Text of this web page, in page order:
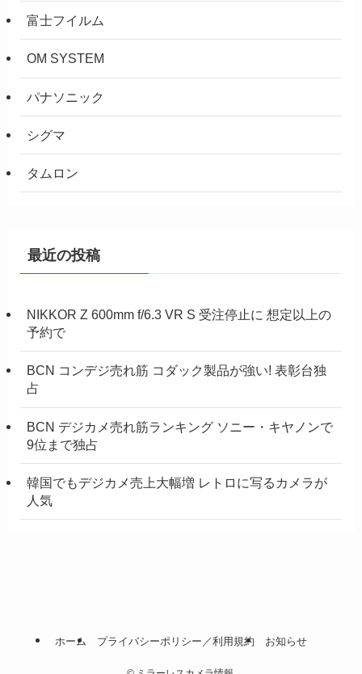
富士フイルム
OM SYSTEM
パナソニック
シグマ
タムロン
最近の投稿
NIKKOR Z 600mm f/6.3 VR S 受注停止に 想定以上の
予約で
BCN コンデジ売れ筋 コダック製品が強い! 表彰台独
占
BCN デジカメ売れ筋ランキング ソニー・キヤノンで
9位まで独占
韓国でもデジカメ売上大幅増 レトロに写るカメラが
人気
ホーム プライバシーポリシー／利用規約 お知らせ